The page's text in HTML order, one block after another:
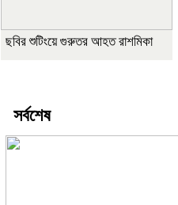
ছবির শুটিংয়ে গুরুতর আহত রাশমিকা
সর্বশেষ